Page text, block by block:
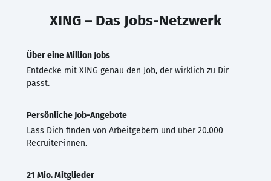
XING – Das Jobs-Netzwerk
Über eine Million Jobs
Entdecke mit XING genau den Job, der wirklich zu Dir
passt.
Persönliche Job-Angebote
Lass Dich finden von Arbeitgebern und über 20.000
Recruiter·innen.
21 Mio. Mitglieder